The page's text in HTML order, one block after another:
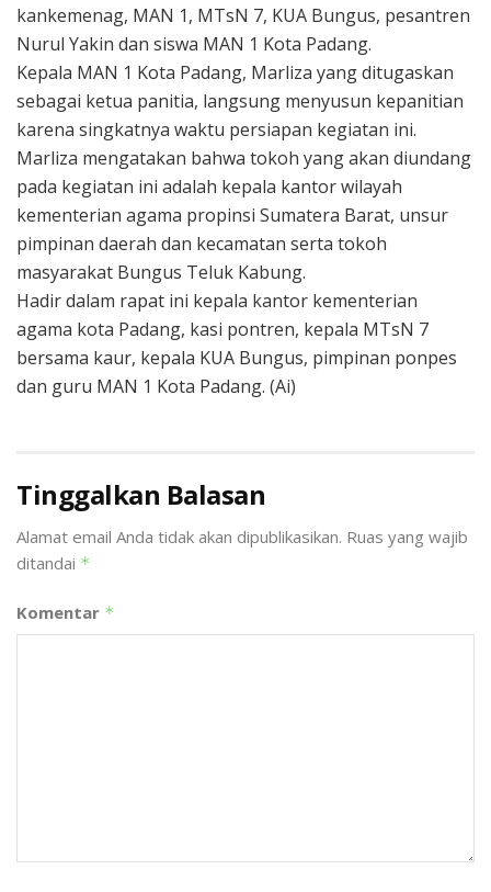
kankemenag, MAN 1, MTsN 7, KUA Bungus, pesantren
Nurul Yakin dan siswa MAN 1 Kota Padang.
Kepala MAN 1 Kota Padang, Marliza yang ditugaskan
sebagai ketua panitia, langsung menyusun kepanitian
karena singkatnya waktu persiapan kegiatan ini.
Marliza mengatakan bahwa tokoh yang akan diundang
pada kegiatan ini adalah kepala kantor wilayah
kementerian agama propinsi Sumatera Barat, unsur
pimpinan daerah dan kecamatan serta tokoh
masyarakat Bungus Teluk Kabung.
Hadir dalam rapat ini kepala kantor kementerian
agama kota Padang, kasi pontren, kepala MTsN 7
bersama kaur, kepala KUA Bungus, pimpinan ponpes
dan guru MAN 1 Kota Padang. (Ai)
Tinggalkan Balasan
Alamat email Anda tidak akan dipublikasikan. Ruas yang wajib
ditandai *
Komentar *